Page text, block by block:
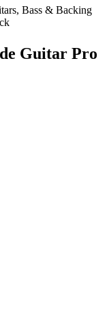
Bass & Backing
Guitar Pro